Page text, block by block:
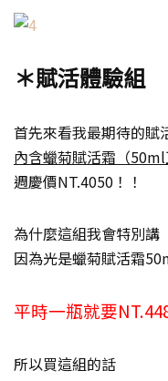
＊賦活體驗組
首先來看我最期待的賦
內含蠟菊賦活霜（
週慶價NT.4050！！
為什麼這組我會特別講
因為光是蠟菊賦活霜
平時一瓶就要
所以買這組的話